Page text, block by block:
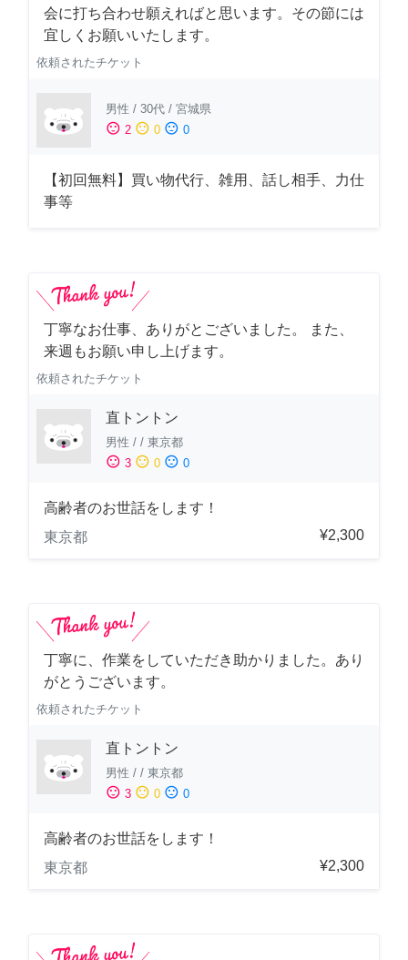
会に打ち合わせ願えればと思います。その節には
宜しくお願いいたします。
依頼されたチケット
男性 / 30代 / 宮城県
sentiment_satisfied 2 sentiment_neutral 0 sentiment_dissatisfied 0
【初回無料】買い物代行、雑用、話し相手、力仕
事等
丁寧なお仕事、ありがとございました。 また、
来週もお願い申し上げます。
依頼されたチケット
直トントン
男性 / / 東京都
sentiment_satisfied 3 sentiment_neutral 0 sentiment_dissatisfied 0
高齢者のお世話をします！
東京都
¥2,300
丁寧に、作業をしていただき助かりました。あり
がとうございます。
依頼されたチケット
直トントン
男性 / / 東京都
sentiment_satisfied 3 sentiment_neutral 0 sentiment_dissatisfied 0
高齢者のお世話をします！
東京都
¥2,300